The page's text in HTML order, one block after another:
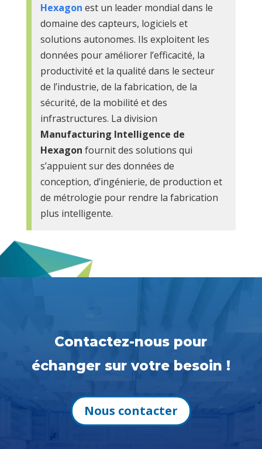
Hexagon est un leader mondial dans le
domaine des capteurs, logiciels et
solutions autonomes. Ils exploitent les
données pour améliorer l’efficacité, la
productivité et la qualité dans le secteur
de l’industrie, de la fabrication, de la
sécurité, de la mobilité et des
infrastructures. La division
Manufacturing Intelligence de
Hexagon fournit des solutions qui
s’appuient sur des données de
conception, d’ingénierie, de production et
de métrologie pour rendre la fabrication
plus intelligente.
Contactez-nous pour
échanger sur votre besoin !
Nous contacter